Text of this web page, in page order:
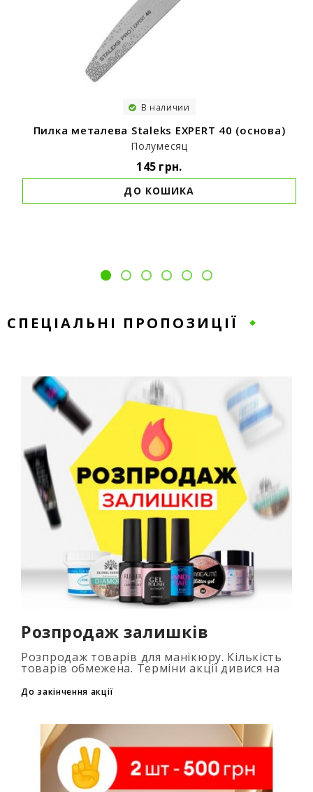
В наличии
Пилка металева Staleks EXPERT 40 (основа)
Полумесяц
145 грн.
ДО КОШИКА
СПЕЦІАЛЬНІ ПРОПОЗИЦІЇ
Розпродаж залишків
Розпродаж товарів для манікюру. Кількість
товарів обмежена. Терміни акції дивися на
До закінчення акції